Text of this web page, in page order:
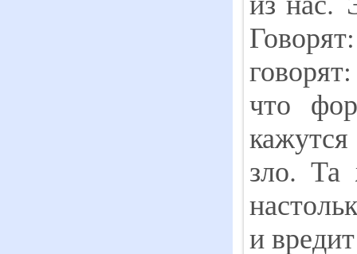
что
зло. Та
и